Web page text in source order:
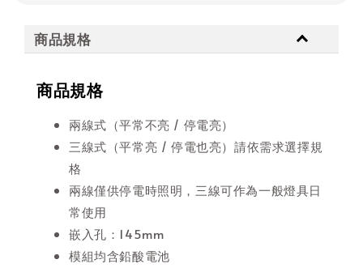
商品規格
商品規格
兩線式（平常不亮 / 停電亮）
三線式（平常亮 / 停電也亮）請依需求選擇規
格
兩線僅供停電時照明，三線可作為一般燈具日
常使用
嵌入孔：145mm
模組均含鉛酸電池